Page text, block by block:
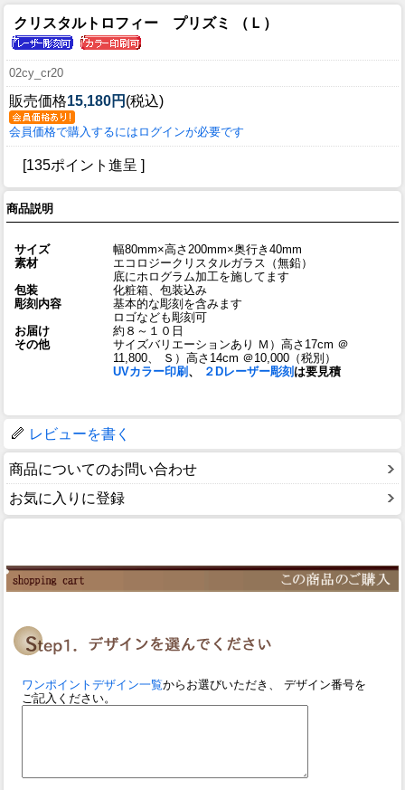
クリスタルトロフィー プリズミ （Ｌ）
02cy_cr20
販売価格15,180円 (税込)
会員価格で購入するにはログインが必要です
[135ポイント進呈 ]
商品説明
サイズ
幅80mm×高さ200mm×奥行き40mm
素材
エコロジークリスタルガラス（無鉛）
底にホログラム加工を施してます
包装
化粧箱、包装込み
彫刻内容
基本的な彫刻を含みます
ロゴなども彫刻可
お届け
約８～１０日
その他
サイズバリエーションあり Ｍ）高さ17cm ＠
11,800、 Ｓ）高さ14cm ＠10,000 （税別）
UVカラー印刷 、 ２Dレーザー彫刻 は要見積
レビューを書く
商品についてのお問い合わせ
お気に入りに登録
ワンポイントデザイン一覧からお選びいただき、 デザイン番号を
ご記入ください。